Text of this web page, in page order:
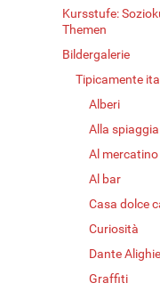
Kursstufe:
Themen
Bildergalerie
Tipicamente
Alberi
Alla spiaggia
Al mercatino
Al bar
Casa dolce
Curiosità
Dante
Graffiti